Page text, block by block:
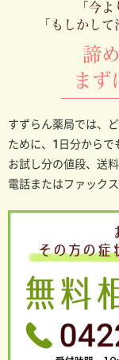
「今
「もしかし
諦
まず
すずらん薬局では、
ために、1日分からで
お試し分の値段、送
電話またはファック